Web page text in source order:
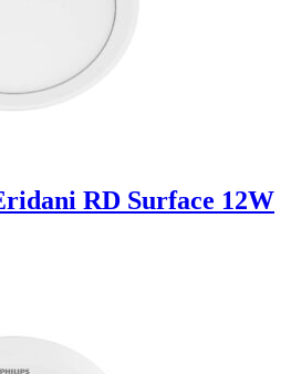
RD Surface 12W